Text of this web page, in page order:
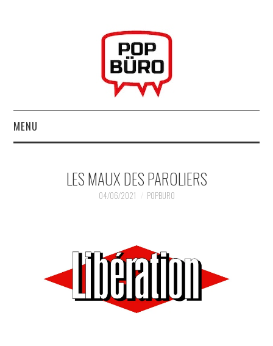
MENU
MUSIQUESACTUELLES.NET
LES LABELS
INDÉPENDANTS
LES MAUX DES PAROLIERS
04/06/2021 POPBURO